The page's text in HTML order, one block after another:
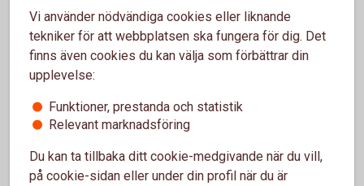
Mer information
Löneväxla - merinformation
Vi använder nödvändiga cookies eller liknande
tekniker för att webbplatsen ska fungera för dig. Det
finns även cookies du kan välja som förbättrar din
upplevelse:
Funktioner, prestanda och statistik
Relevant marknadsföring
Du kan ta tillbaka ditt cookie-medgivande när du vill,
på cookie-sidan eller under din profil när du är